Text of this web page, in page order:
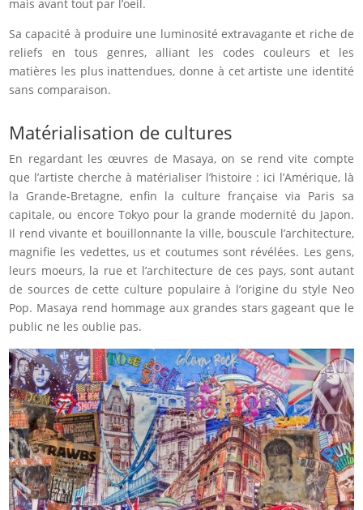
mais avant tout par l’oeil.
Sa capacité à produire une luminosité extravagante et riche de
reliefs en tous genres, alliant les codes couleurs et les
matières les plus inattendues, donne à cet artiste une identité
sans comparaison.
Matérialisation de cultures
En regardant les œuvres de Masaya, on se rend vite compte
que l’artiste cherche à matérialiser l’histoire : ici l’Amérique, là
la Grande-Bretagne, enfin la culture française via Paris sa
capitale, ou encore Tokyo pour la grande modernité du Japon.
Il rend vivante et bouillonnante la ville, bouscule l’architecture,
magnifie les vedettes, us et coutumes sont révélées. Les gens,
leurs moeurs, la rue et l’architecture de ces pays, sont autant
de sources de cette culture populaire à l’origine du style Neo
Pop. Masaya rend hommage aux grandes stars gageant que le
public ne les oublie pas.